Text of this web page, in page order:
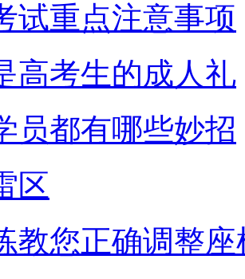
试重点注意事项
高考生的成人礼
员都有哪些妙招
区
教您正确调整